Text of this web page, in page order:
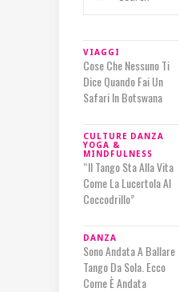
VIAGGI
Cose Che Nessuno Ti
Dice Quando Fai Un
Safari In Botswana
CULTURE DANZA
YOGA &
MINDFULNESS
“Il Tango Sta Alla Vita
Come La Lucertola Al
Coccodrillo”
DANZA
Sono Andata A Ballare
Tango Da Sola. Ecco
Come È Andata